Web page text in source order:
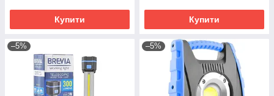
Купити Купити
–5% –5%